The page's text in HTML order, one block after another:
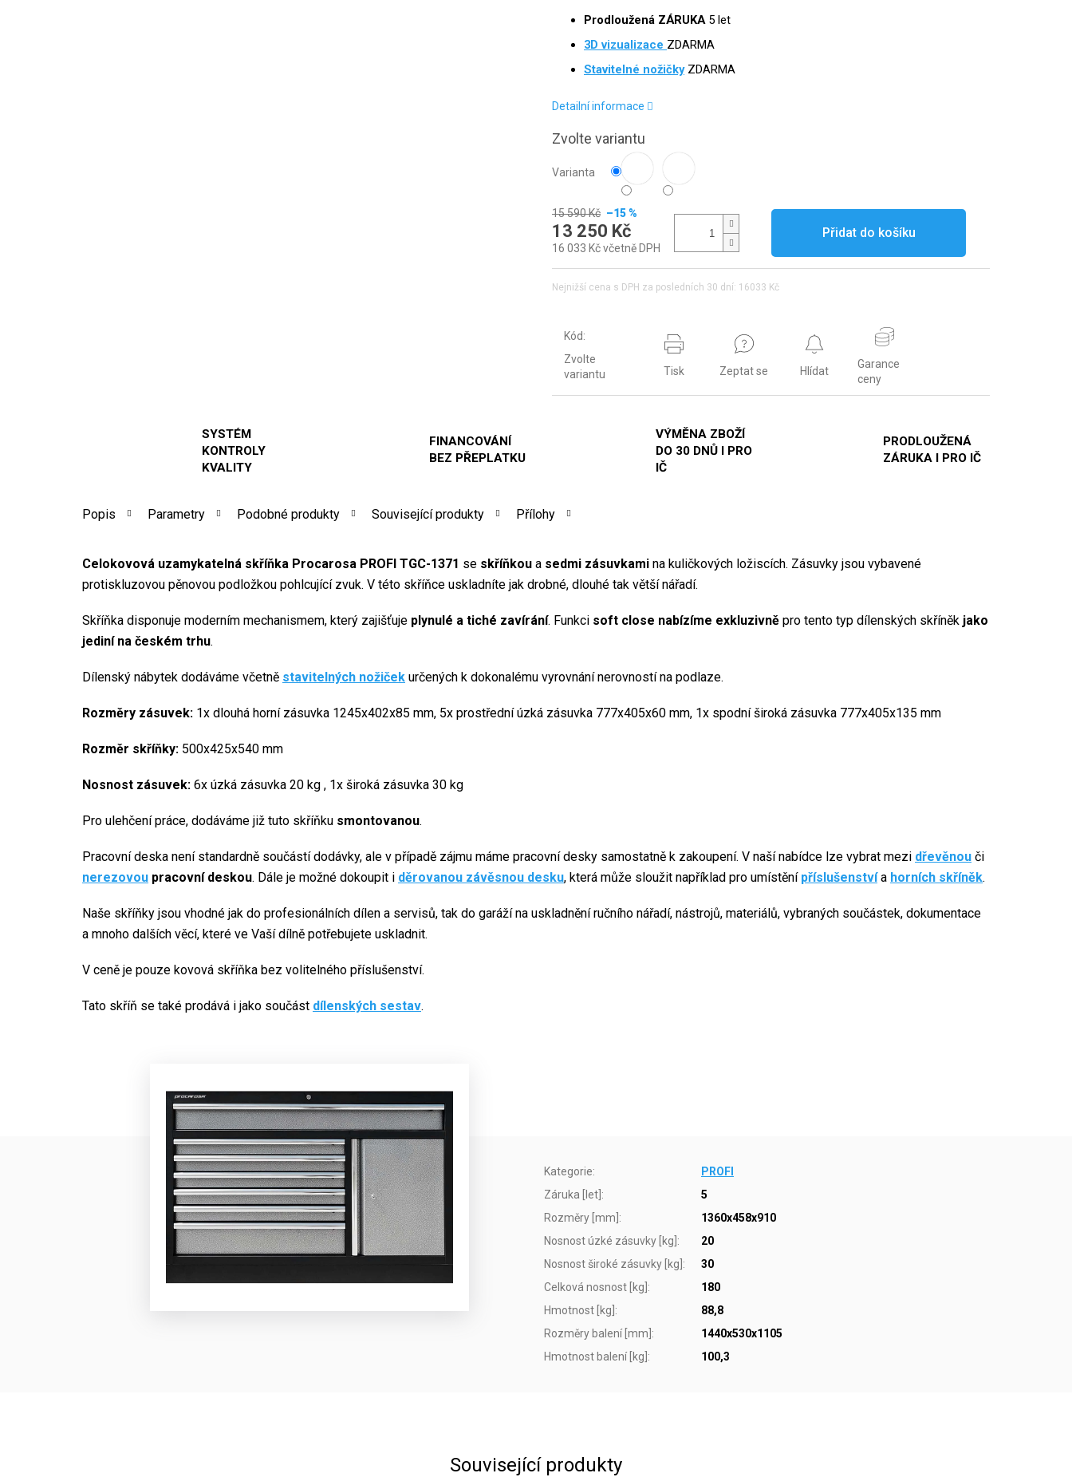
Prodloužená ZÁRUKA5 let
3D vizualizace ZDARMA
Stavitelné nožičkyZDARMA
Detailní informace
Zvolte variantu
Varianta
15 590 Kč –15 %
13 250 Kč
16 033 Kč včetně DPH
Přidat do košíku
Nejnižší cena s DPH za posledních 30 dní: 16033 Kč
Kód:
Zvolte
variantu
Tisk Zeptat se Hlídat
Garance
ceny
SYSTÉM
KONTROLY
KVALITY
FINANCOVÁNÍ
BEZ PŘEPLATKU
VÝMĚNA ZBOŽÍ
DO 30 DNŮ I PRO
IČ
PRODLOUŽENÁ
ZÁRUKA I PRO IČ
Popis Parametry Podobné produkty Související produkty Přílohy
Celokovová uzamykatelná skříňka Procarosa PROFI TGC-1371 se skříňkou a sedmi zásuvkami na kuličkových ložiscích. Zásuvky jsou vybavené
protiskluzovou pěnovou podložkou pohlcující zvuk. V této skříňce uskladníte jak drobné, dlouhé tak větší nářadí.
Skříňka disponuje moderním mechanismem, který zajišťuje plynulé a tiché zavírání. Funkci soft close nabízíme exkluzivně pro tento typ dílenských skříněk jako
jediní na českém trhu.
Dílenský nábytek dodáváme včetně stavitelných nožiček určených k dokonalému vyrovnání nerovností na podlaze.
Rozměry zásuvek: 1x dlouhá horní zásuvka 1245x402x85 mm, 5x prostřední úzká zásuvka 777x405x60 mm, 1x spodní široká zásuvka 777x405x135 mm
Rozměr skříňky: 500x425x540 mm
Nosnost zásuvek: 6x úzká zásuvka 20 kg , 1x široká zásuvka 30 kg
Pro ulehčení práce, dodáváme již tuto skříňku smontovanou.
Pracovní deska není standardně součástí dodávky, ale v případě zájmu máme pracovní desky samostatně k zakoupení. V naší nabídce lze vybrat mezi dřevěnou či
nerezovou pracovní deskou. Dále je možné dokoupit i děrovanou závěsnou desku, která může sloužit například pro umístění příslušenstvía horních skříněk.
Naše skříňky jsou vhodné jak do profesionálních dílen a servisů, tak do garáží na uskladnění ručního nářadí, nástrojů, materiálů, vybraných součástek, dokumentace
a mnoho dalších věcí, které ve Vaší dílně potřebujete uskladnit.
V ceně je pouze kovová skříňka bez volitelného příslušenství.
Tato skříň se také prodává i jako součást dílenských sestav.
Kategorie:
PROFI
Záruka [let] :
5
Rozměry [mm] :
1360x458x910
Nosnost úzké zásuvky [kg] :
20
Nosnost široké zásuvky [kg] :
30
Celková nosnost [kg] :
180
Hmotnost [kg] :
88,8
Rozměry balení [mm] :
1440x530x1105
Hmotnost balení [kg] : 100,3
Související produkty